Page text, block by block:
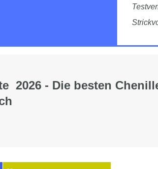
2026 - Die besten